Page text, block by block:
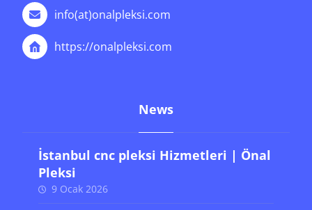
info(at)onalpleksi.com
https://onalpleksi.com
News
İstanbul cnc pleksi Hizmetleri | Önal
Pleksi
9 Ocak 2026